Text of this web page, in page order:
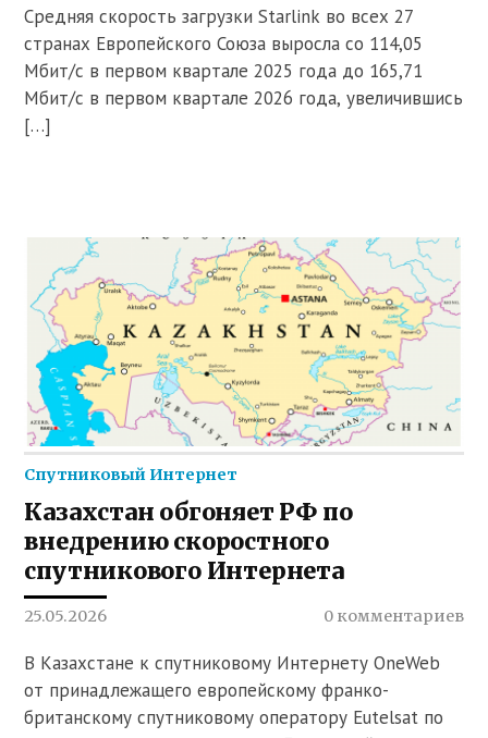
Средняя скорость загрузки Starlink во всех 27
странах Европейского Союза выросла со 114,05
Мбит/с в первом квартале 2025 года до 165,71
Мбит/с в первом квартале 2026 года, увеличившись
[…]
Спутниковый Интернет
Казахстан обгоняет РФ по
внедрению скоростного
спутникового Интернета
25.05.2026 0 комментариев
В Казахстане к спутниковому Интернету OneWeb
от принадлежащего европейскому франко-
британскому спутниковому оператору Eutelsat по